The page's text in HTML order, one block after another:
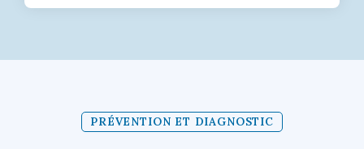
PRÉVENTION ET DIAGNOSTIC